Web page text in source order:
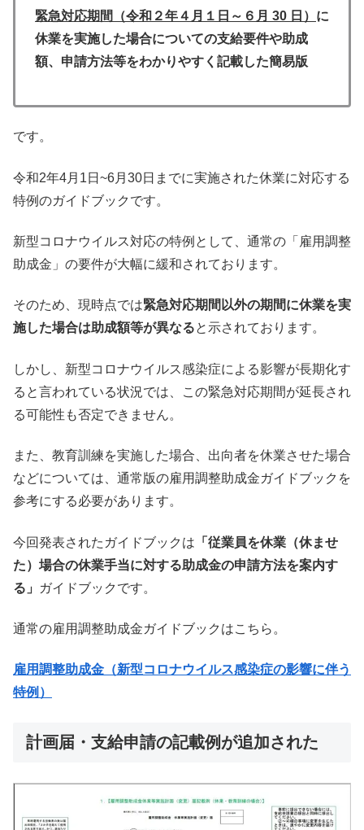
緊急対応期間（令和２年４月１日～６月 30 日） に
休業を実施した場合についての支給要件や助成
額、申請方法等をわかりやすく記載した簡易版
です。
令和2年4月1日~6月30日までに実施された休業に対応する
特例のガイドブックです。
新型コロナウイルス対応の特例として、通常の「雇用調整
助成金」の要件が大幅に緩和されております。
そのため、現時点では緊急対応期間以外の期間に休業を実
施した場合は助成額等が異なると示されております。
しかし、新型コロナウイルス感染症による影響が長期化す
ると言われている状況では、この緊急対応期間が延長され
る可能性も否定できません。
また、教育訓練を実施した場合、出向者を休業させた場合
などについては、通常版の雇用調整助成金ガイドブックを
参考にする必要があります。
今回発表されたガイドブックは 「従業員を休業（休ませ
た）場合の休業手当に対する助成金の申請方法を案内す
る」
ガイドブックです。
通常の雇用調整助成金ガイドブックはこちら。
雇用調整助成金（新型コロナウイルス感染症の影響に伴う
特例）
計画届・支給申請の記載例が追加された